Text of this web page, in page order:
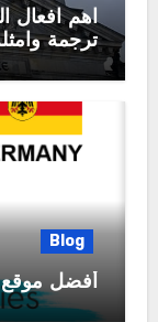
اهم افعال
ترجمة
Blog
أفضل موقع